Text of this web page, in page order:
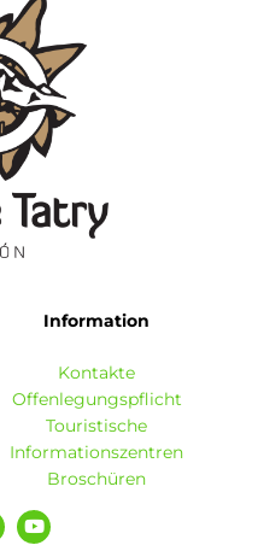
Information
Kontakte
Offenlegungspflicht
Touristische
Informationszentren
Broschüren